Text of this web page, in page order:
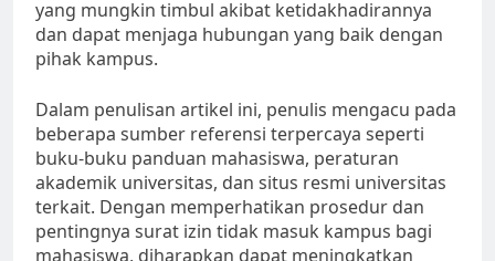
yang mungkin timbul akibat ketidakhadirannya
dan dapat menjaga hubungan yang baik dengan
pihak kampus.
Dalam penulisan artikel ini, penulis mengacu pada
beberapa sumber referensi terpercaya seperti
buku-buku panduan mahasiswa, peraturan
akademik universitas, dan situs resmi universitas
terkait. Dengan memperhatikan prosedur dan
pentingnya surat izin tidak masuk kampus bagi
mahasiswa, diharapkan dapat meningkatkan